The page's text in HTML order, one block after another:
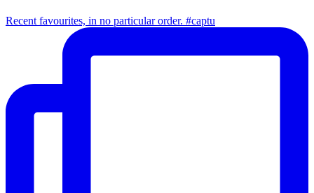
Recent favourites, in no particular order. #captu